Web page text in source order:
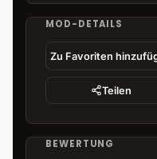
MOD-DETAILS
Zu Favoriten
Teilen
BEWERTUNG